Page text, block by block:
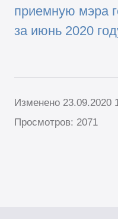
приемную мэра
за июнь 2020
Изменено 23.09.2020
Просмотров: 2071